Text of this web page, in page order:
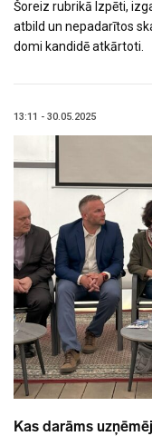
Šoreiz rubrikā Izpēti,
atbild un nepadarītos
domi kandidē atkārtoti.
Kas darāms
13:11 - 30.05.2025